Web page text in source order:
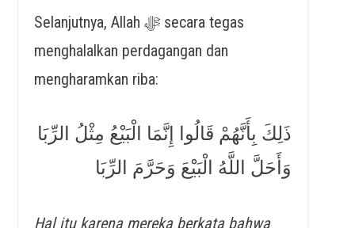
Selanjutnya, Allah ﷻ secara tegas
menghalalkan perdagangan dan
mengharamkan riba:
ذَلِكَ بِأَنَّهُمْ قَالُوا إِنَّمَا الْبَيْعُ مِثْلُ الرِّبَا
وَأَحَلَّ اللَّهُ الْبَيْعَ وَحَرَّمَ الرِّبَا
Hal itu karena mereka berkata bahwa